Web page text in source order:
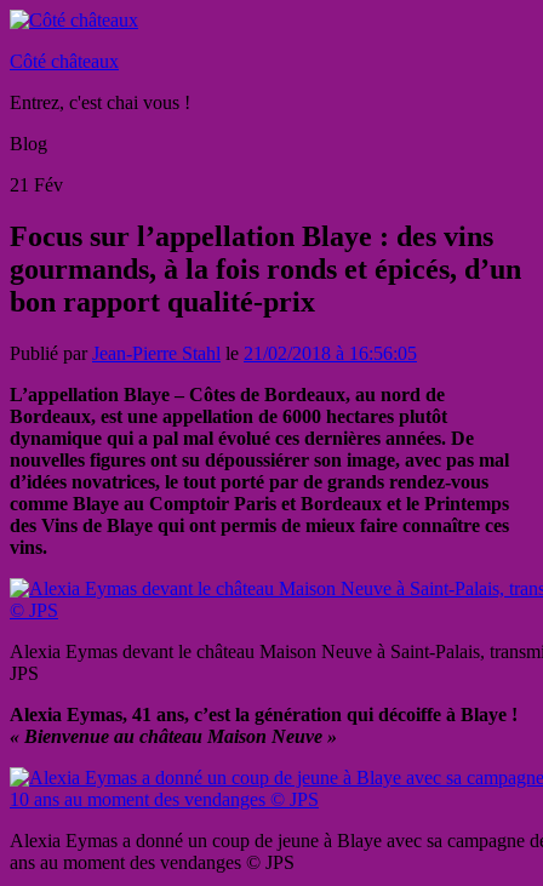
Côté châteaux
Entrez, c'est chai vous !
Blog
21 Fév
Focus sur l’appellation Blaye : des vins
gourmands, à la fois ronds et épicés, d’un
bon rapport qualité-prix
Publié parJean-Pierre Stahl le 21/02/2018 à 16:56:05
L’appellation Blaye – Côtes de Bordeaux, au nord de
Bordeaux, est une appellation de 6000 hectares plutôt
dynamique qui a pal mal évolué ces dernières années. De
nouvelles figures ont su dépoussiérer son image, avec pas mal
d’idées novatrices, le tout porté par de grands rendez-vous
comme Blaye au Comptoir Paris et Bordeaux et le Printemps
des Vins de Blaye qui ont permis de mieux faire connaître ces
vins.
Alexia Eymas devant le château Maison Neuve à Saint-Palais,
JPS
Alexia Eymas, 41 ans, c’est la génération qui décoiffe à Blaye !
« Bienvenue au château Maison Neuve »
Alexia Eymas a donné un coup de jeune à Blaye avec sa campagne
ans au moment des vendanges © JPS